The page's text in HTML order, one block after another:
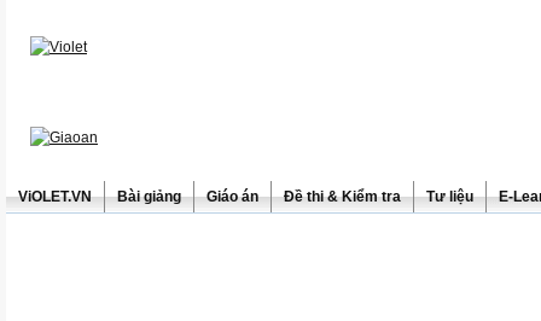
ViOLET.VN Bài giảng Giáo án Đề thi & Kiểm tra Tư liệu E-